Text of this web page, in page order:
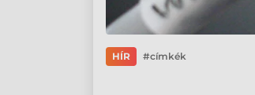
HÍR címkék